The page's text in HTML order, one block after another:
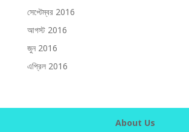
সেপ্টেম্বর 2016
আগস্ট 2016
জুন 2016
এপ্রিল 2016
About Us